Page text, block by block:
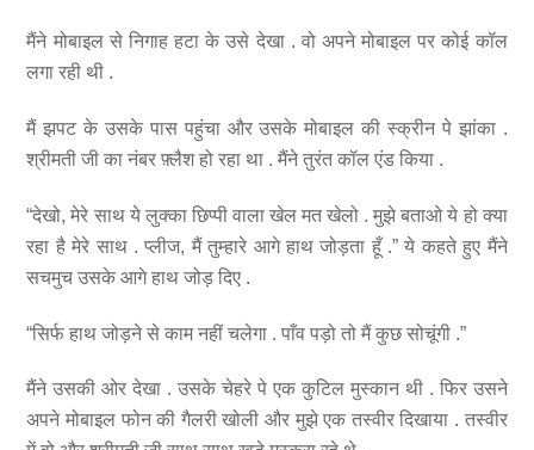
मैंने मोबाइल से निगाह हटा के उसे देखा . वो अपने मोबाइल पर कोई कॉल
लगा रही थी .
मैं झपट के उसके पास पहुंचा और उसके मोबाइल की स्क्रीन पे झांका .
श्रीमती जी का नंबर फ़्लैश हो रहा था . मैंने तुरंत कॉल एंड किया .
“देखो, मेरे साथ ये लुक्का छिप्पी वाला खेल मत खेलो . मुझे बताओ ये हो क्या
रहा है मेरे साथ . प्लीज, मैं तुम्हारे आगे हाथ जोड़ता हूँ .” ये कहते हुए मैंने
सचमुच उसके आगे हाथ जोड़ दिए .
“सिर्फ हाथ जोड़ने से काम नहीं चलेगा . पाँव पड़ो तो मैं कुछ सोचूंगी .”
मैंने उसकी ओर देखा . उसके चेहरे पे एक कुटिल मुस्कान थी . फिर उसने
अपने मोबाइल फोन की गैलरी खोली और मुझे एक तस्वीर दिखाया . तस्वीर